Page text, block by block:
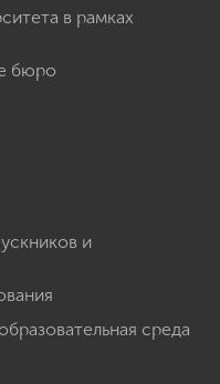
в рамках
бюро
и
среда